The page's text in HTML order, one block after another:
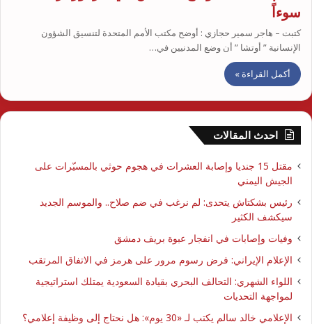
سوءاً
كتبت – هاجر سمير حجازي : أوضح مكتب الأمم المتحدة لتنسيق الشؤون
الإنسانية ” أوتشا ” أن وضع المدنيين في…
أكمل القراءة »
احدث المقالات
مقتل 15 جنديا وإصابة العشرات في هجوم حوثي بالمسيّرات على
الجيش اليمني
رئيس بشكتاش يتحدى: لم نرغب في ضم صلاح.. والموسم الجديد
سيكشف الكثير
وفيات وإصابات في انفجار عبوة بريف دمشق
الإعلام الإيراني: فرض رسوم مرور على هرمز في الاتفاق المرتقب
اللواء الشهري: التحالف البحري بقيادة السعودية يمتلك استراتيجية
لمواجهة التحديات
الإعلامي خالد سالم يكتب لـ «30 يوم»: هل نحتاج إلى وظيفة إعلامي؟